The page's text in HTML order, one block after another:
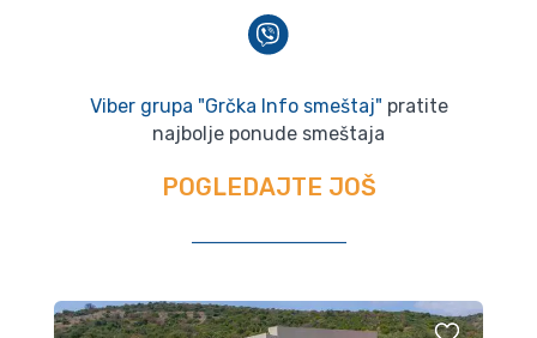
Viber grupa "Grčka Info smeštaj" pratite
najbolje ponude smeštaja
POGLEDAJTE JOŠ